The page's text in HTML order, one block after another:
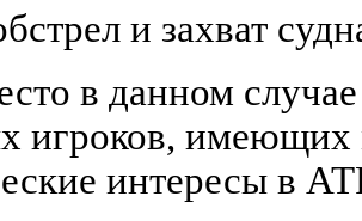
и захват
в данном
игроков,
интересы в